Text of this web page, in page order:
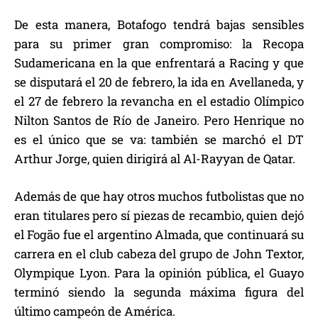
De esta manera, Botafogo tendrá bajas sensibles
para su primer gran compromiso: la Recopa
Sudamericana en la que enfrentará a Racing y que
se disputará el 20 de febrero, la ida en Avellaneda, y
el 27 de febrero la revancha en el estadio Olímpico
Nilton Santos de Río de Janeiro. Pero Henrique no
es el único que se va: también se marchó el DT
Arthur Jorge, quien dirigirá al Al-Rayyan de Qatar.
Además de que hay otros muchos futbolistas que no
eran titulares pero sí piezas de recambio, quien dejó
el Fogão fue el argentino Almada, que continuará su
carrera en el club cabeza del grupo de John Textor,
Olympique Lyon. Para la opinión pública, el Guayo
terminó siendo la segunda máxima figura del
último campeón de América.